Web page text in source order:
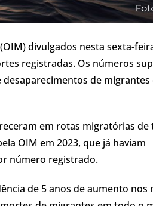
divulgados nesta sexta-
registradas. Os números
de
em rotas migratórias de
OIM em 2023, que já haviam
número registrado.
de 5 anos de aumento nos